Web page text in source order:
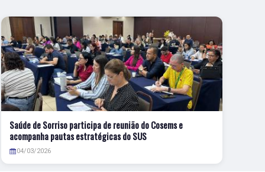
Saúde de Sorriso participa de reunião do Cosems e
acompanha pautas estratégicas do SUS
04/03/2026